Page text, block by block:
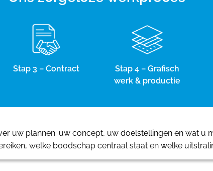
Stap 3 – Contract
Stap 4 – Grafisch
werk & productie
uw plannen: uw concept, uw doelstellingen en wat u
welke boodschap centraal staat en welke